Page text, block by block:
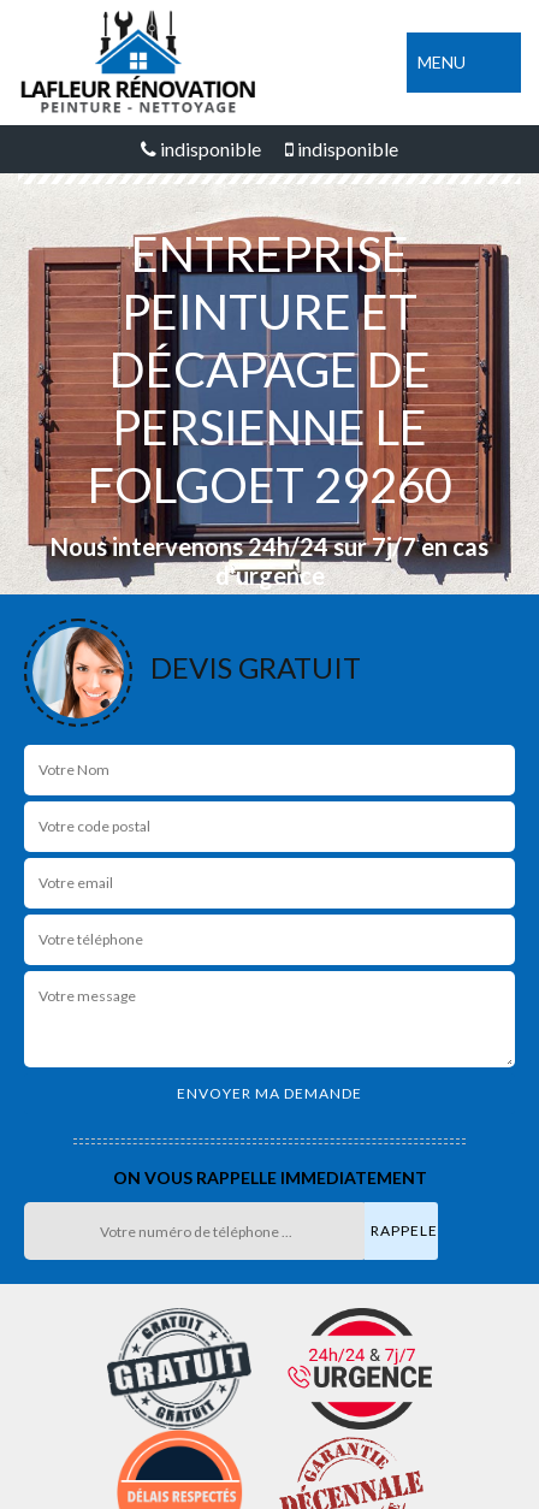
MENU
indisponible indisponible
ENTREPRISE
PEINTURE ET
DÉCAPAGE DE
PERSIENNE LE
FOLGOET 29260
Nous intervenons 24h/24 sur 7j/7 en cas
d'urgence
DEVIS GRATUIT
ON VOUS RAPPELLE IMMEDIATEMENT